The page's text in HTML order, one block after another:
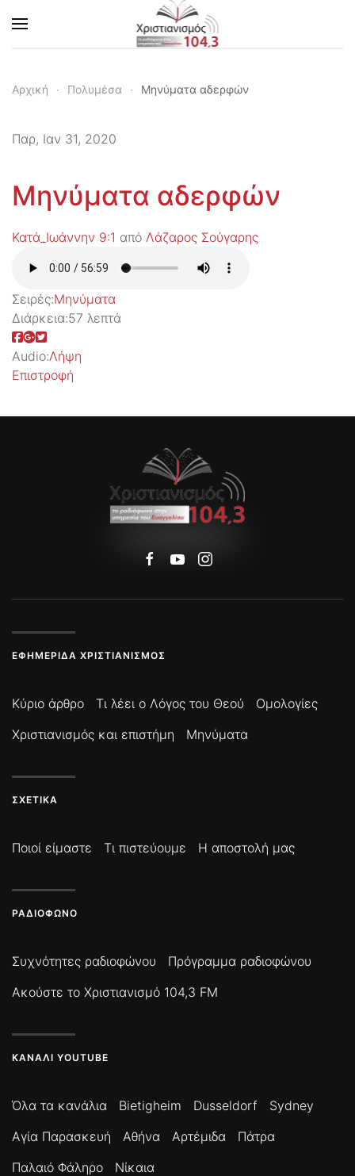
Skip to main content
Αρχική Πολυμέσα Μηνύματα αδερφών
Παρ, Ιαν 31, 2020
Μηνύματα αδερφών
Κατά_Ιωάννην 9:1 από Λάζαρος Σούγαρης
Σειρές:Μηνύματα
Διάρκεια:57 λεπτά
Audio:Λήψη
Επιστροφή
ΕΦΗΜΕΡΊΔΑ ΧΡΙΣΤΙΑΝΙΣΜΌΣ
Κύριο άρθρο Τι λέει ο Λόγος του Θεού
Ομολογίες
Χριστιανισμός και επιστήμη
Μηνύματα
ΣΧΕΤΙΚΆ
Ποιοί είμαστε Τι πιστεύουμε Η αποστολή μας
ΡΑΔΙΌΦΩΝΟ
Συχνότητες ραδιοφώνου
Πρόγραμμα ραδιοφώνου
Ακούστε το Χριστιανισμό 104,3 FM
ΚΑΝΆΛΙ YOUTUBE
Όλα τα κανάλια Bietigheim Dusseldorf
Sydney
Αγία Παρασκευή
Αθήνα Αρτέμιδα
Πάτρα
Παλαιό Φάληρο
Νίκαια